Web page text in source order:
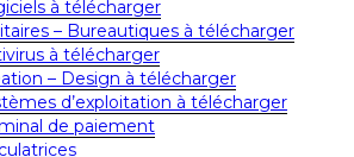
à télécharger
– Bureautiques à télécharger
à télécharger
– Design à télécharger
d’exploitation à télécharger
de paiement